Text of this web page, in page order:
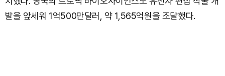
발을 앞세워 1억500만달러, 약 1,565억원을 조달했다.